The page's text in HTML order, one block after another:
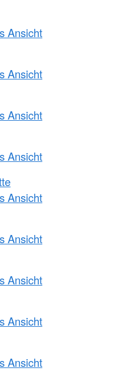
Ansicht
Ansicht
Ansicht
Ansicht
Ansicht
Ansicht
Ansicht
Ansicht
Ansicht